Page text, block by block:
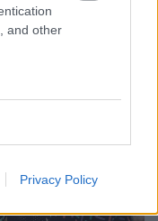
and other
Privacy Policy